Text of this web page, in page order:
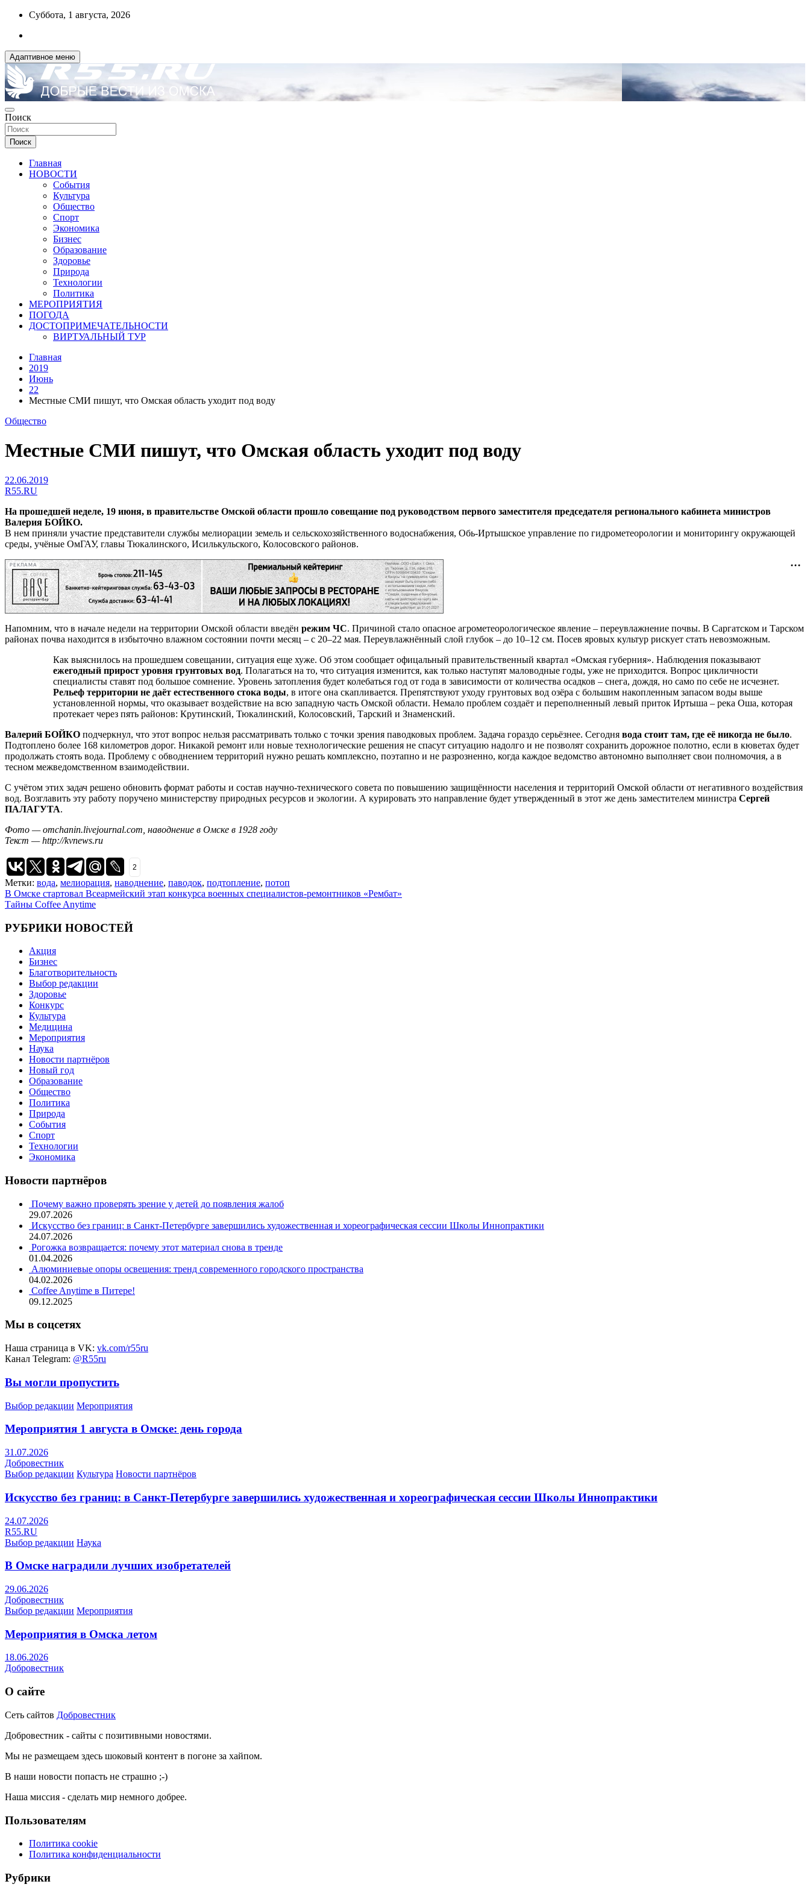
Перейти
содержимому
Суббота, 1 августа, 2026
Адаптивное меню
R55.RU
ДОБРЫЕ ВЕСТИ ИЗ ОМСКА
Поиск
Поиск
Главная
НОВОСТИ
События
Культура
Общество
Спорт
Экономика
Бизнес
Образование
Здоровье
Природа
Технологии
Политика
МЕРОПРИЯТИЯ
ПОГОДА
ДОСТОПРИМЕЧАТЕЛЬНОСТИ
ВИРТУАЛЬНЫЙ ТУР
Главная
2019
Июнь
22
Местные СМИ пишут, что Омская область уходит под воду
Общество
Местные СМИ пишут, что Омская область уходит под воду
22.06.2019
R55.RU
На прошедшей неделе, 19 июня, в правительстве Омской области прошло совещание под руководством первого заместителя председателя регионального кабинета министров
Валерия БОЙКО.
В нем приняли участие представители службы мелиорации земель и сельскохозяйственного водоснабжения, Обь-Иртышское управление по гидрометеорологии и мониторингу окружающей
среды, учёные ОмГАУ, главы Тюкалинского, Исилькульского, Колосовского районов.
РЕКЛАМА
Напомним, что в начале недели на территории Омской области введён режим ЧС. Причиной стало опасное агрометеорологическое явление – переувлажнение почвы. В Саргатском и Тарском
районах почва находится в избыточно влажном состоянии почти месяц – с 20–22 мая. Переувлажнённый слой глубок – до 10–12 см. Посев яровых культур рискует стать невозможным.
Как выяснилось на прошедшем совещании, ситуация еще хуже. Об этом сообщает офицальный правительственный квартал «Омская губерния». Наблюдения показывают
ежегодный прирост уровня грунтовых вод. Полагаться на то, что ситуация изменится, как только наступят маловодные годы, уже не приходится. Вопрос цикличности
специалисты ставят под большое сомнение. Уровень затопления будет колебаться год от года в зависимости от количества осадков – снега, дождя, но само по себе не исчезнет.
Рельеф территории не даёт естественного стока воды, в итоге она скапливается. Препятствуют уходу грунтовых вод озёра с большим накопленным запасом воды выше
установленной нормы, что оказывает воздействие на всю западную часть Омской области. Немало проблем создаёт и переполненный левый приток Иртыша – река Оша, которая
протекает через пять районов: Крутинский, Тюкалинский, Колосовский, Тарский и Знаменский.
Валерий БОЙКО подчеркнул, что этот вопрос нельзя рассматривать только с точки зрения паводковых проблем. Задача гораздо серьёзнее. Сегодня вода стоит там, где её никогда не было.
Подтоплено более 168 километров дорог. Никакой ремонт или новые технологические решения не спасут ситуацию надолго и не позволят сохранить дорожное полотно, если в кюветах будет
продолжать стоять вода. Проблему с обводнением территорий нужно решать комплексно, поэтапно и не разрозненно, когда каждое ведомство автономно выполняет свои полномочия, а в
тесном межведомственном взаимодействии.
С учётом этих задач решено обновить формат работы и состав научно-технического совета по повышению защищённости населения и территорий Омской области от негативного воздействия
вод. Возглавить эту работу поручено министерству природных ресурсов и экологии. А курировать это направление будет утвержденный в этот же день заместителем министра Сергей
ПАЛАГУТА.
Фото — omchanin.livejournal.com, наводнение в Омске в 1928 году
Текст — http://kvnews.ru
2
Метки: вода, мелиорация, наводнение, паводок, подтопление, потоп
Навигация
по
записям
В Омске стартовал Всеармейский этап конкурса военных специалистов-ремонтников «Рембат»
Тайны Coffee Anytime
РУБРИКИ НОВОСТЕЙ
Акция
Бизнес
Благотворительность
Выбор редакции
Здоровье
Конкурс
Культура
Медицина
Мероприятия
Наука
Новости партнёров
Новый год
Образование
Общество
Политика
Природа
События
Спорт
Технологии
Экономика
Новости партнёров
Почему важно проверять зрение у детей до появления жалоб
29.07.2026
Искусство без границ: в Санкт-Петербурге завершились художественная и хореографическая сессии Школы Иннопрактики
24.07.2026
Рогожка возвращается: почему этот материал снова в тренде
01.04.2026
Алюминиевые опоры освещения: тренд современного городского пространства
04.02.2026
Coffee Anytime в Питере!
09.12.2025
Мы в соцсетях
Наша страница в VK: vk.com/r55ru
Канал Telegram: @R55ru
Вы могли пропустить
Выбор редакции Мероприятия
Мероприятия 1 августа в Омске: день города
31.07.2026
Добровестник
Выбор редакции Культура Новости партнёров
Искусство без границ: в Санкт-Петербурге завершились художественная и хореографическая сессии Школы Иннопрактики
24.07.2026
R55.RU
Выбор редакции Наука
В Омске наградили лучших изобретателей
29.06.2026
Добровестник
Выбор редакции Мероприятия
Мероприятия в Омска летом
18.06.2026
Добровестник
О сайте
Сеть сайтов Добровестник
Добровестник - сайты с позитивными новостями.
Мы не размещаем здесь шоковый контент в погоне за хайпом.
В наши новости попасть не страшно ;-)
Наша миссия - сделать мир немного добрее.
Пользователям
Политика cookie
Политика конфиденциальности
Рубрики